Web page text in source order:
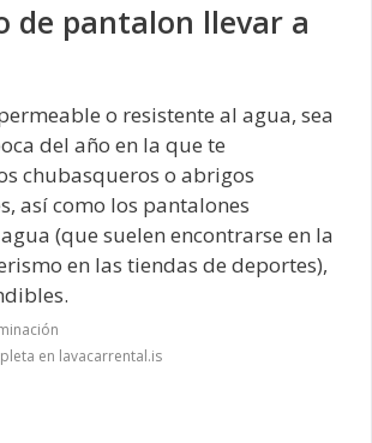
de pantalon llevar a
o resistente al agua, sea
del año en la que te
chubasqueros o abrigos
así como los pantalones
(que suelen encontrarse en la
en las tiendas de deportes),
en lavacarrental.is